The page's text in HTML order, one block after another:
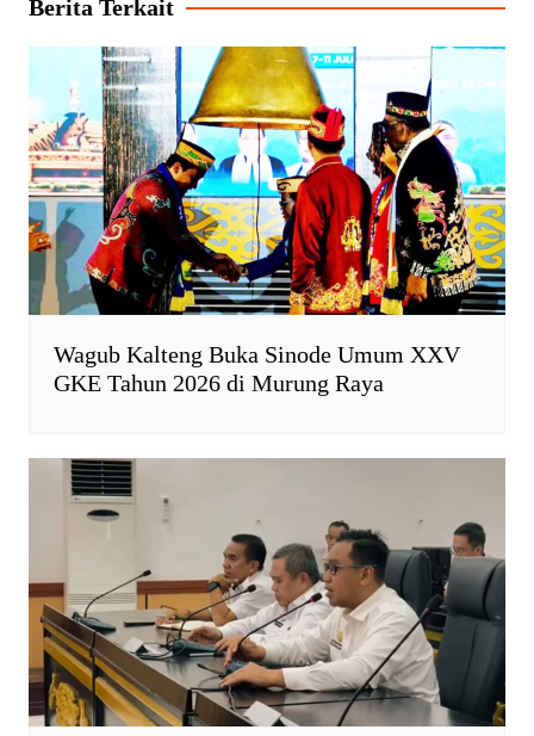
p
p
o
k
r
i
e
n
d
l
y
k
Berita Terkait
Wagub Kalteng Buka Sinode Umum XXV
GKE Tahun 2026 di Murung Raya